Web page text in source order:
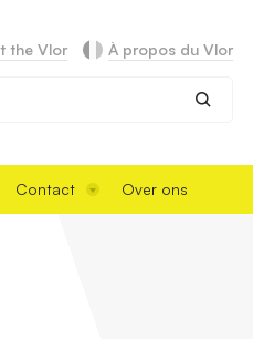
the Vlor À propos du Vlor
Contact Over ons